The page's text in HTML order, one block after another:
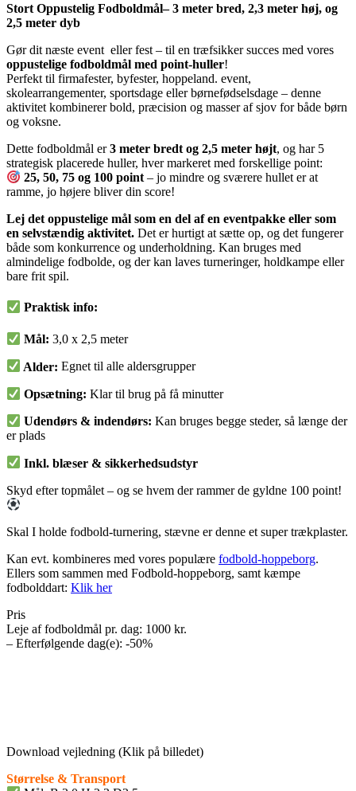
Stort Oppustelig Fodboldmål– 3 meter bred, 2,3 meter høj, og
2,5 meter dyb
Gør dit næste event eller fest – til en træfsikker succes med vores
oppustelige fodboldmål med point-huller!
Perfekt til firmafester, byfester, hoppeland. event,
skolearrangementer, sportsdage eller børnefødselsdage – denne
aktivitet kombinerer bold, præcision og masser af sjov for både børn
og voksne.
Dette fodboldmål er3 meter bredt og 2,5 meter højt, og har 5
strategisk placerede huller, hver markeret med forskellige point:
25, 50, 75 og 100 point – jo mindre og sværere hullet er at
ramme, jo højere bliver din score!
Lej det oppustelige mål som en del af en eventpakke eller som
en selvstændig aktivitet. Det er hurtigt at sætte op, og det fungerer
både som konkurrence og underholdning. Kan bruges med
almindelige fodbolde, og der kan laves turneringer, holdkampe eller
bare frit spil.
Praktisk info:
Mål: 3,0 x 2,5 meter
Alder: Egnet til alle aldersgrupper
Opsætning: Klar til brug på få minutter
Udendørs & indendørs: Kan bruges begge steder, så længe der
er plads
Inkl. blæser & sikkerhedsudstyr
Skyd efter topmålet – og se hvem der rammer de gyldne 100 point!
Skal I holde fodbold-turnering, stævne er denne et super trækplaster.
Kan evt. kombineres med vores populære fodbold-hoppeborg.
Ellers som sammen med Fodbold-hoppeborg, samt kæmpe
fodbolddart: Klik her
Pris
Leje af fodboldmål pr. dag: 1000 kr.
– Efterfølgende dag(e): -50%
Download vejledning (Klik på billedet)
Størrelse & Transport